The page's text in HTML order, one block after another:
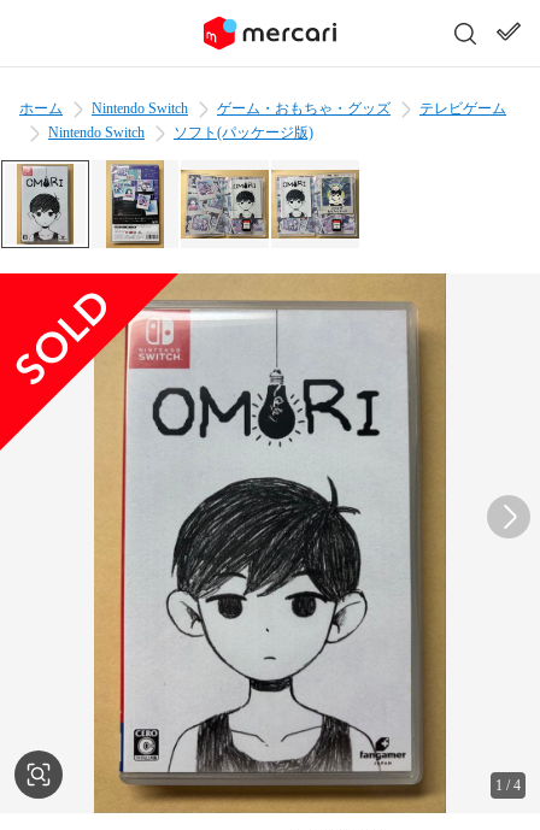
ホーム Nintendo Switch ゲーム・おもちゃ・グッズ
テレビゲーム
Nintendo Switch
ソフト(パッケージ版)
1 /4